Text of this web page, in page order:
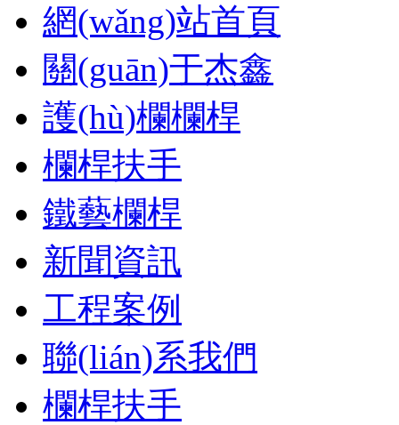
網(wǎng)站首頁
關(guān)于杰鑫
護(hù)欄欄桿
欄桿扶手
鐵藝欄桿
新聞資訊
工程案例
聯(lián)系我們
欄桿扶手